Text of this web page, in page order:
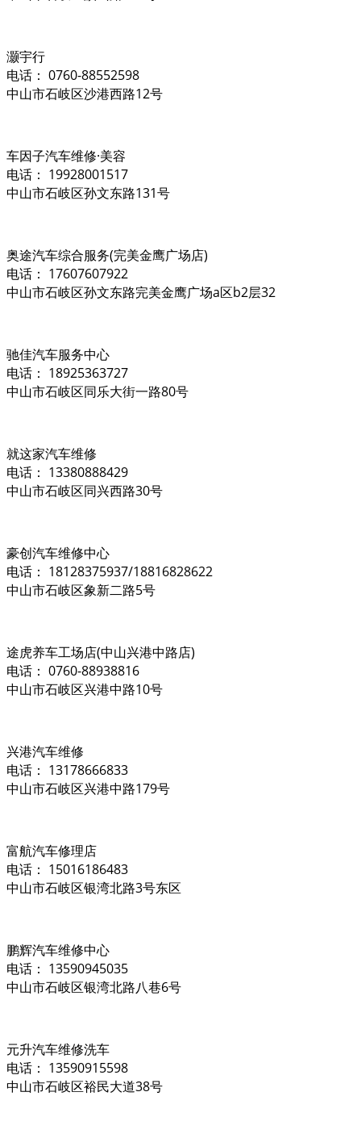
灏宇行
电话： 0760-88552598
中山市石岐区沙港西路12号
车因子汽车维修·美容
电话： 19928001517
中山市石岐区孙文东路131号
奥途汽车综合服务(完美金鹰广场店)
电话： 17607607922
中山市石岐区孙文东路完美金鹰广场a区b2层32
驰佳汽车服务中心
电话： 18925363727
中山市石岐区同乐大街一路80号
就这家汽车维修
电话： 13380888429
中山市石岐区同兴西路30号
豪创汽车维修中心
电话： 18128375937/18816828622
中山市石岐区象新二路5号
途虎养车工场店(中山兴港中路店)
电话： 0760-88938816
中山市石岐区兴港中路10号
兴港汽车维修
电话： 13178666833
中山市石岐区兴港中路179号
富航汽车修理店
电话： 15016186483
中山市石岐区银湾北路3号东区
鹏辉汽车维修中心
电话： 13590945035
中山市石岐区银湾北路八巷6号
元升汽车维修洗车
电话： 13590915598
中山市石岐区裕民大道38号